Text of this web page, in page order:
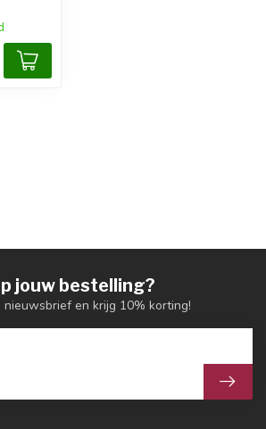
jouw bestelling?
en krijg 10% korting!